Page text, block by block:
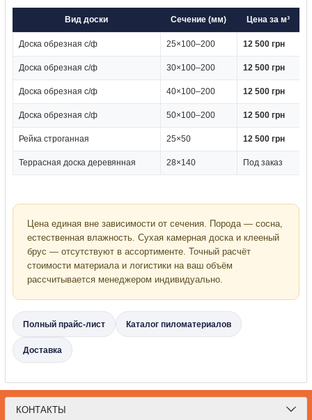
Вид доски Сечение (мм) Цена за м³
Доска обрезная с/ф 25×100–200 12 500 грн
Доска обрезная с/ф 30×100–200 12 500 грн
Доска обрезная с/ф 40×100–200 12 500 грн
Доска обрезная с/ф 50×100–200 12 500 грн
Рейка строганная 25×50 12 500 грн
Террасная доска деревянная 28×140 Под заказ
Цена единая вне зависимости от сечения. Порода — сосна,
естественная влажность. Сухая камерная доска и клееный
брус — отсутствуют в ассортименте. Точный расчёт
стоимости материала и логистики на ваш объём
рассчитывается менеджером индивидуально.
Полный прайс-лист Каталог пиломатериалов
Доставка
КОНТАКТЫ